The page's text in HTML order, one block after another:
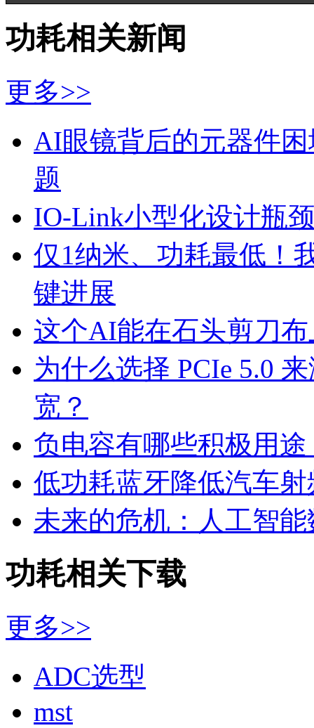
功耗相关新闻
更多>>
AI眼镜背后的元器件
题
IO-Link小型化设计瓶
仅1纳米、功耗最低！
键进展
这个AI能在石头剪刀
为什么选择 PCIe 5.0
宽？
负电容有哪些积极用途
低功耗蓝牙降低汽车
未来的危机：人工智
功耗相关下载
更多>>
ADC选型
mst